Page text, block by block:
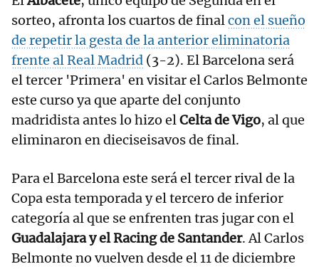
sorteo, afronta los cuartos de finalcon el sueño
de repetir la gesta de la anterior eliminatoria
frente al Real Madrid (3-2). El Barcelona será
el tercer 'Primera' en visitar el Carlos Belmonte
este curso ya que aparte del conjunto
madridista antes lo hizo elCelta de Vigo, al que
eliminaron en dieciseisavos de final.
Para el Barcelona este será el tercer rival de la
Copa esta temporada y el tercero de inferior
categoría al que se enfrenten tras jugar con el
Guadalajara y el Racing de Santander. Al Carlos
Belmonte no vuelven desde el 11 de diciembre